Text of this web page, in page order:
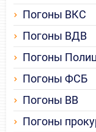
Погоны ВКС
Погоны ВДВ
Погоны
Погоны ФСБ
Погоны ВВ
Погоны